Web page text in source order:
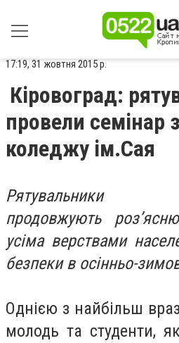
17:19, 31 жовтня 2015 р.
Кіровоград:
провели семінар
коледжу ім.Сая
Рятувальники
продовжують
усіма верствами
безпеки в осінньо-
Однією з найбільш
молодь та студенти,